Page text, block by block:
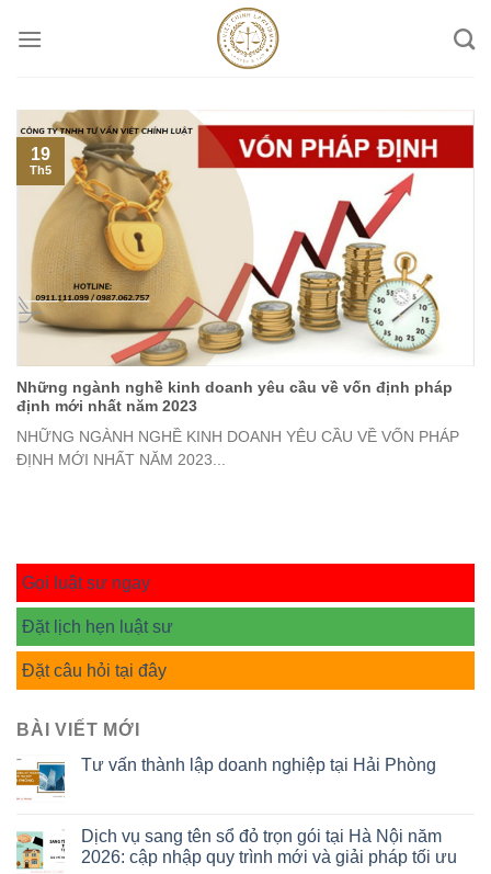
Những ngành nghề kinh doanh yêu cầu về vốn định pháp
định mới nhất năm 2023
NHỮNG NGÀNH NGHỀ KINH DOANH YÊU CẦU VỀ VỐN PHÁP
ĐỊNH MỚI NHẤT NĂM 2023...
19
Th5
Gọi luật sư ngay
Đặt lịch hẹn luật sư
Đặt câu hỏi tại đây
BÀI VIẾT MỚI
Tư vấn thành lập doanh nghiệp tại Hải Phòng
Dịch vụ sang tên sổ đỏ trọn gói tại Hà Nội năm
2026: cập nhập quy trình mới và giải pháp tối ưu